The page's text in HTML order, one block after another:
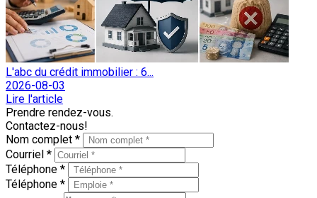
L'abc du crédit immobilier : 6...
2026-08-03
Lire l'article
Prendre rendez-vous.
Contactez-nous!
Nom complet *
Courriel *
Téléphone *
Téléphone *